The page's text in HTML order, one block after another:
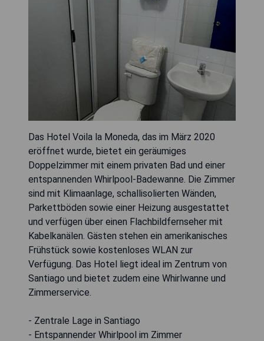
Das Hotel Voila la Moneda, das im März 2020
eröffnet wurde, bietet ein geräumiges
Doppelzimmer mit einem privaten Bad und einer
entspannenden Whirlpool-Badewanne. Die Zimmer
sind mit Klimaanlage, schallisolierten Wänden,
Parkettböden sowie einer Heizung ausgestattet
und verfügen über einen Flachbildfernseher mit
Kabelkanälen. Gästen stehen ein amerikanisches
Frühstück sowie kostenloses WLAN zur
Verfügung. Das Hotel liegt ideal im Zentrum von
Santiago und bietet zudem eine Whirlwanne und
Zimmerservice.
- Zentrale Lage in Santiago
- Entspannender Whirlpool im Zimmer